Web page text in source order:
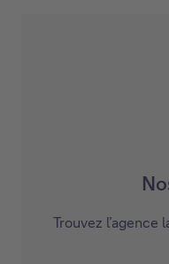
Trouvez l’agence